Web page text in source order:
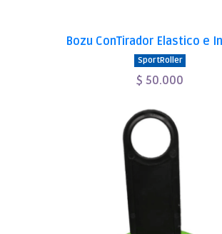
Bozu ConTirador Elastico e
SportRoller
$ 50.000